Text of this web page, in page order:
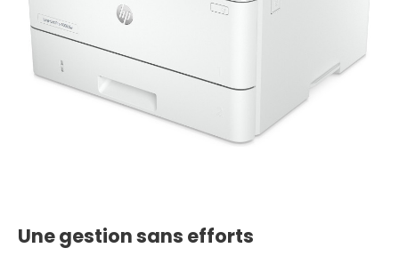
Une gestion sans efforts